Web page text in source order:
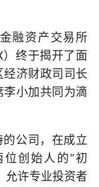
融资产交易所
）终于揭开了面
济财政司司长
小加共同为滴
的公司，在成立
创始人的“初
允许专业投资者